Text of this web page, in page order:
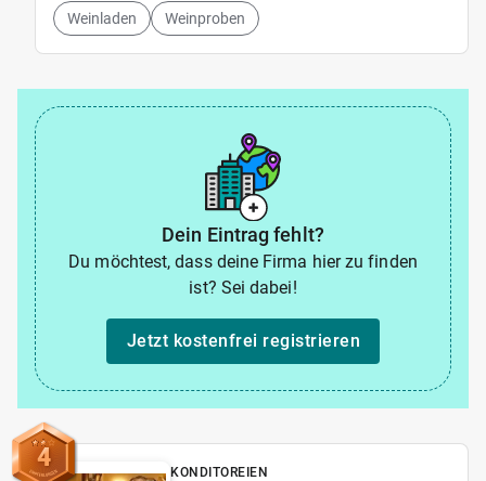
Weinladen Weinproben
Dein Eintrag fehlt?
Du möchtest, dass deine Firma hier zu finden
ist? Sei dabei!
Jetzt kostenfrei registrieren
4 KONDITOREIEN